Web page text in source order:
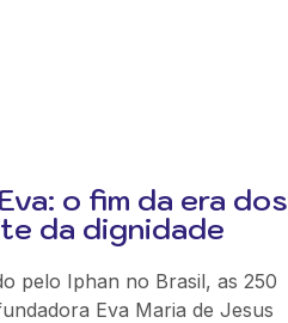
o fim da era dos
da dignidade
pelo Iphan no Brasil, as 250
Eva Maria de Jesus